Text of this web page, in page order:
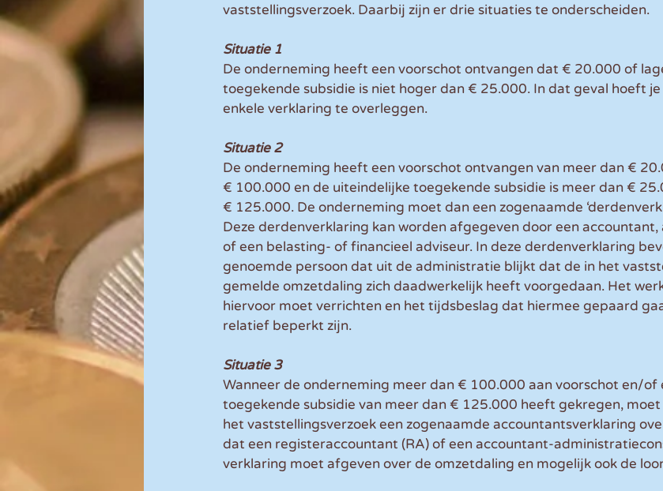
vaststellingsverzoek. Daarbij zijn er drie situaties te onderscheiden.
Situatie 1
De onderneming heeft een voorschot ontvangen dat € 20.000 of
toegekende subsidie is niet hoger dan € 25.000. In dat geval hoeft
enkele verklaring te overleggen.
Situatie 2
De onderneming heeft een voorschot ontvangen van meer dan €
€ 100.000 en de uiteindelijke toegekende subsidie is meer dan €
€ 125.000. De onderneming moet dan een zogenaamde
Deze derdenverklaring kan worden afgegeven door een
of een belasting- of financieel adviseur. In deze derdenverklaring
genoemde persoon dat uit de administratie blijkt dat de in het
gemelde omzetdaling zich daadwerkelijk heeft voorgedaan. Het
hiervoor moet verrichten en het tijdsbeslag dat hiermee gepaard
relatief beperkt zijn.
Situatie 3
Wanneer de onderneming meer dan € 100.000 aan voorschot en/of
toegekende subsidie van meer dan € 125.000 heeft gekregen,
het vaststellingsverzoek een zogenaamde accountantsverklaring
dat een registeraccountant (RA) of een accountant-
verklaring moet afgeven over de omzetdaling en mogelijk ook de